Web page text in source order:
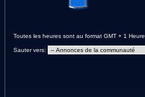
Toutes les heures sont au format GMT + 1 Heure
Sauter vers: